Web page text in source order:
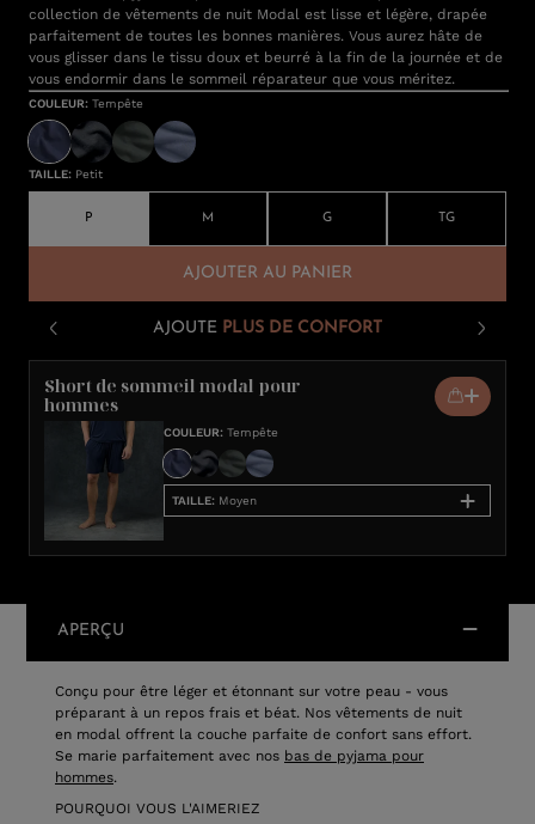
collection de vêtements de nuit Modal est lisse et légère, drapée
parfaitement de toutes les bonnes manières. Vous aurez hâte de
vous glisser dans le tissu doux et beurré à la fin de la journée et de
vous endormir dans le sommeil réparateur que vous méritez.
COULEUR: Tempête
TAILLE: Petit
P M G TG
AJOUTER AU PANIER
AJOUTE PLUS DE CONFORT
Short de sommeil modal pour
hommes
COULEUR: Tempête
TAILLE: Moyen
APERÇU
Conçu pour être léger et étonnant sur votre peau - vous
préparant à un repos frais et béat. Nos vêtements de nuit
en modal offrent la couche parfaite de confort sans effort.
Se marie parfaitement avec nos bas de pyjama pour
hommes.
POURQUOI VOUS L'AIMERIEZ